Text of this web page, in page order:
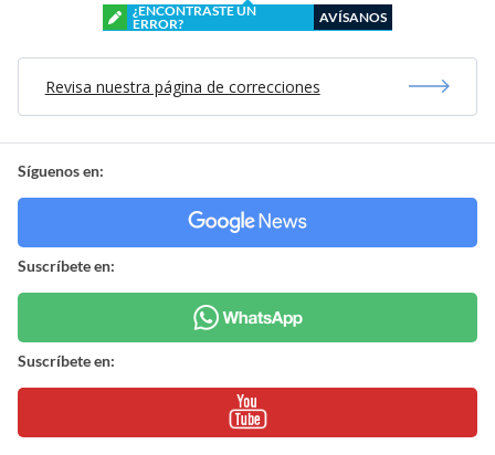
¿ENCONTRASTE UN
ERROR?
AVÍSANOS
Revisa nuestra página de correcciones
Síguenos en:
Suscríbete en:
Suscríbete en: